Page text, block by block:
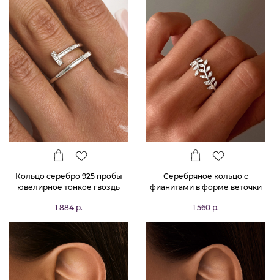
Кольцо серебро 925 пробы
ювелирное тонкое гвоздь
1 884 р.
Серебряное кольцо с
фианитами в форме веточки
1 560 р.